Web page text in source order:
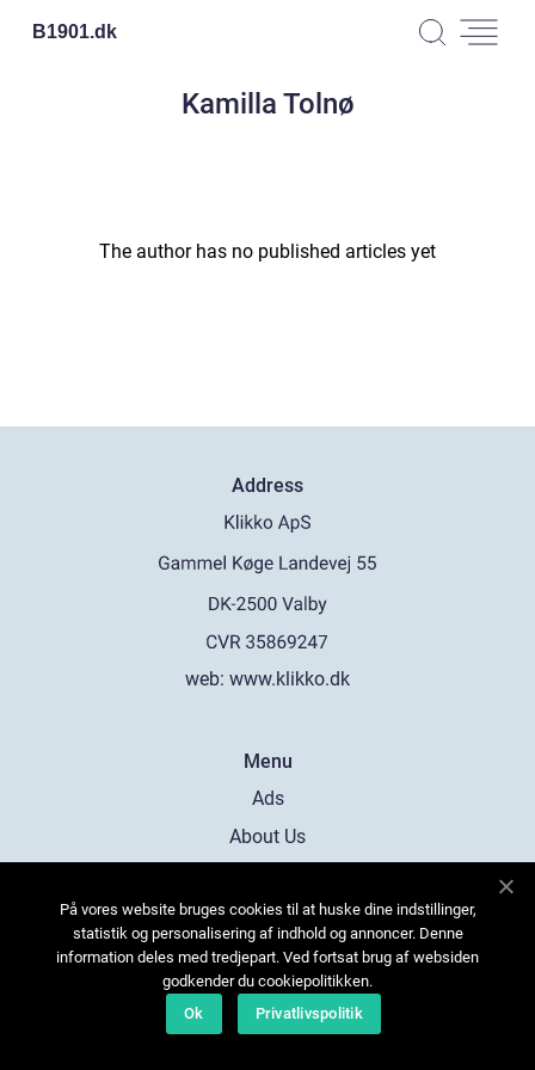
B1901.dk
Kamilla Tolnø
The author has no published articles yet
Address
web: www.klikko.dk
Menu
Ads
About Us
Contact
Sitemap
På vores website bruges cookies til at huske dine indstillinger,
statistik og personalisering af indhold og annoncer. Denne
information deles med tredjepart. Ved fortsat brug af websiden
godkender du cookiepolitikken.
Ok
Privatlivspolitik